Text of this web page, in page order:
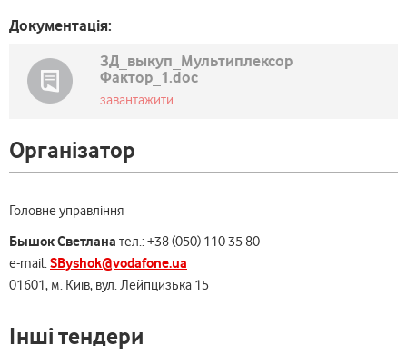
Документація:
ЗД_выкуп_Мультиплексор
Фактор_1.doc
завантажити
Організатор
Головне управління
Бышок Светлана тел.: +38 (050) 110 35 80
e-mail:SByshok@vodafone.ua
01601, м. Київ, вул. Лейпцизька 15
Інші тендери